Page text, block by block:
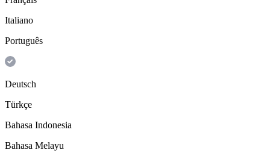
Italiano
Português
Deutsch
Türkçe
Bahasa Indonesia
Bahasa Melayu